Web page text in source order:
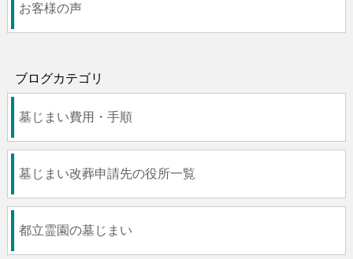
お客様の声
ブログカテゴリ
墓じまい費用・手順
墓じまい改葬申請先の役所一覧
都立霊園の墓じまい